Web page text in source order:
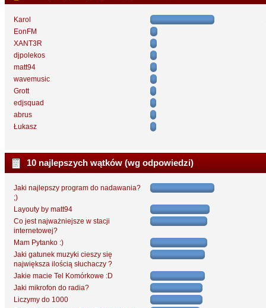
Karol
EonFM
XANT3R
djpolekos
matt94
wavemusic
Grott
edjsquad
abrus
Łukasz
10 najlepszych wątków (wg odpowiedzi)
Jaki najlepszy program do nadawania?
;)
Layouty by matt94
Co jest najważniejsze w stacji
internetowej?
Mam Pytanko :)
Jaki gatunek muzyki cieszy się
największa ilością słuchaczy ?
Jakie macie Tel Komórkowe :D
Jaki mikrofon do radia?
Liczymy do 1000